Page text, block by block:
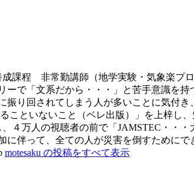
課程 非常勤講師（地学実験・気象楽プ
で「文系だから・・・」と苦手意識を
り回されてしまう人が多いことに気付
こといないこと（ベレ出版）」を上梓し
４万人の視聴者の前で「JAMSTEC・・
に伴って、全ての人が災害を倒すために
motesaku の投稿をすべて表示